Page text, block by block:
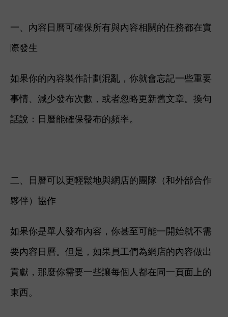
一、內容日曆可確保所有與內容相關的任務都在實
際發生
如果你的內容製作計劃混亂，你就會忘記一些重要
事情、 減少發布次數， 或者忽略更新舊文章。 換句
話說：日曆能確保發布的頻率。
二、日曆可以更輕鬆地與網店的團隊（和外部合作
夥伴）協作
如果你是單人發布內容，你甚至可能一開始就不需
要內容日曆。 但是，如果員工們為網店的內容做出
貢獻，那麼你需要一些讓每個人都在同一頁面上的
東西。